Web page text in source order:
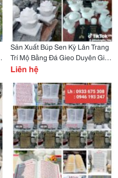
Sản Xuất Búp Sen Kỳ Lân Trang
Trí Mộ Bằng Đá Gieo Duyên Giá
Rẻ
Liên hệ